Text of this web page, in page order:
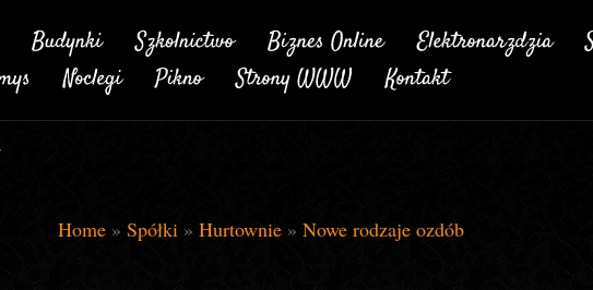
Home » Spółki » Hurtownie » Nowe rodzaje ozdób